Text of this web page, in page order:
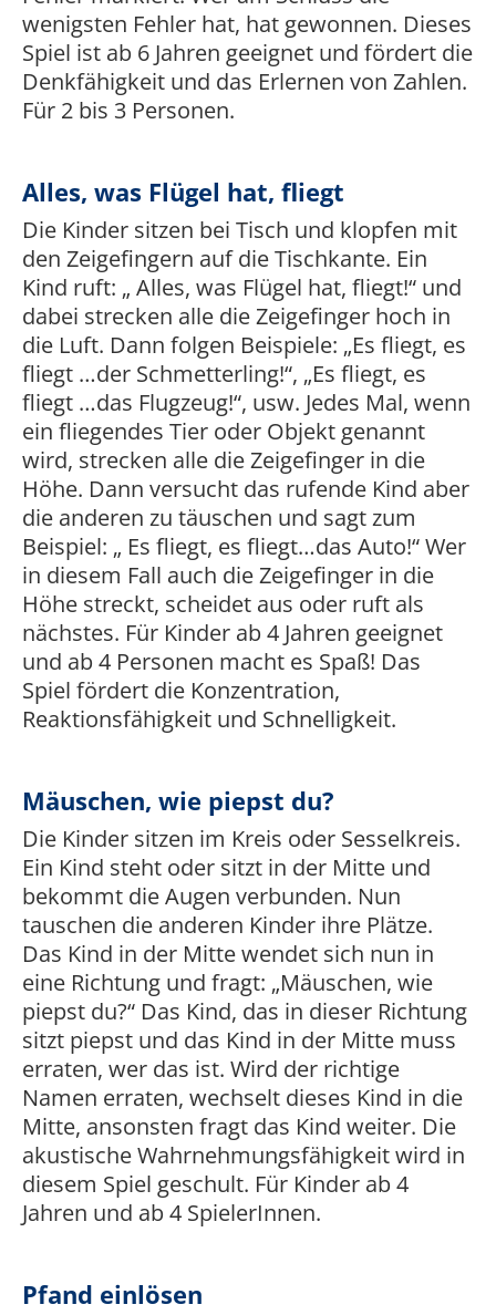
wenigsten Fehler hat, hat gewonnen. Dieses
Spiel ist ab 6 Jahren geeignet und fördert die
Denkfähigkeit und das Erlernen von Zahlen.
Für 2 bis 3 Personen.
Alles, was Flügel hat, fliegt
Die Kinder sitzen bei Tisch und klopfen mit
den Zeigefingern auf die Tischkante. Ein
Kind ruft: „ Alles, was Flügel hat, fliegt!“ und
dabei strecken alle die Zeigefinger hoch in
die Luft. Dann folgen Beispiele: „Es fliegt, es
fliegt …der Schmetterling!“, „Es fliegt, es
fliegt …das Flugzeug!“, usw. Jedes Mal, wenn
ein fliegendes Tier oder Objekt genannt
wird, strecken alle die Zeigefinger in die
Höhe. Dann versucht das rufende Kind aber
die anderen zu täuschen und sagt zum
Beispiel: „ Es fliegt, es fliegt…das Auto!“ Wer
in diesem Fall auch die Zeigefinger in die
Höhe streckt, scheidet aus oder ruft als
nächstes. Für Kinder ab 4 Jahren geeignet
und ab 4 Personen macht es Spaß! Das
Spiel fördert die Konzentration,
Reaktionsfähigkeit und Schnelligkeit.
Mäuschen, wie piepst du?
Die Kinder sitzen im Kreis oder Sesselkreis.
Ein Kind steht oder sitzt in der Mitte und
bekommt die Augen verbunden. Nun
tauschen die anderen Kinder ihre Plätze.
Das Kind in der Mitte wendet sich nun in
eine Richtung und fragt: „Mäuschen, wie
piepst du?“ Das Kind, das in dieser Richtung
sitzt piepst und das Kind in der Mitte muss
erraten, wer das ist. Wird der richtige
Namen erraten, wechselt dieses Kind in die
Mitte, ansonsten fragt das Kind weiter. Die
akustische Wahrnehmungsfähigkeit wird in
diesem Spiel geschult. Für Kinder ab 4
Jahren und ab 4 SpielerInnen.
Pfand einlösen